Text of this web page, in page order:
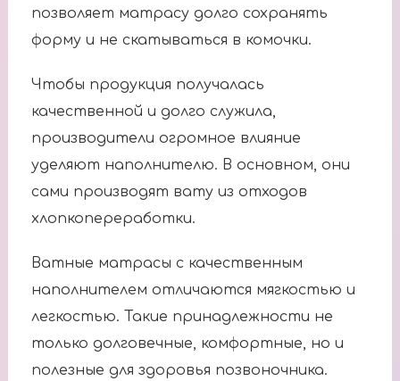
позволяет матрасу долго сохранять
форму и не скатываться в комочки.
Чтобы продукция получалась
качественной и долго служила,
производители огромное влияние
уделяют наполнителю. В основном, они
сами производят вату из отходов
хлопкопереработки.
Ватные матрасы с качественным
наполнителем отличаются мягкостью и
легкостью. Такие принадлежности не
только долговечные, комфортные, но и
полезные для здоровья позвоночника.